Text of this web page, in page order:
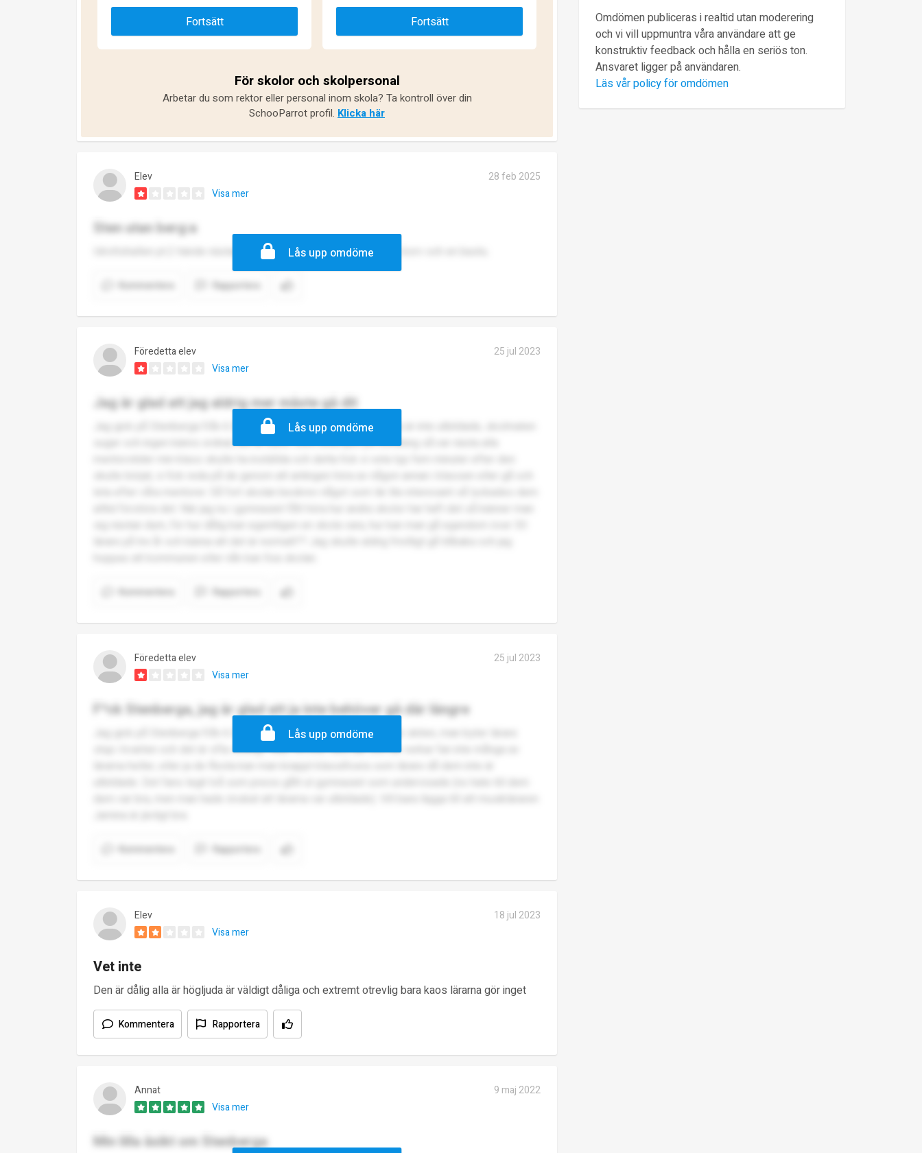
Fortsätt Fortsätt
För skolor och skolpersonal
Arbetar du som rektor eller personal inom skola? Ta kontroll över din
SchooParrot profil. Klicka här
Elev
28 feb 2025
Visa mer
Sten utan berg:a
Idrottshallen pt.2 hände nästan för en månad sen. på grund av en korv och en bastu.
Rapportera
Lås upp omdöme
Föredetta elev
25 jul 2023
Visa mer
Jag är glad att jag aldrig mer måste gå dit
Jag gick på Stenberga från 6 års till nian och hatar skolan. Lärarna är inte utbildade, skolmaten
suger och ingen känns ordnat, allt är kaos. Som exempel på oordning så.var nästa alla
Rapportera
Lås upp omdöme
Föredetta elev
25 jul 2023
Visa mer
F*ck Stenberga, jag är glad att ja inte behöver gå där längre
Jag gick på Stenberga från 6 års upp till nian och jag hatar den där skiten, man byter lärare
stup i kvarten och det är ofta stökigt. Man vill inte vara där och de verkar fan inte många av
Rapportera
Lås upp omdöme
Elev
18 jul 2023
Visa mer
Vet inte
Den är dålig alla är högljuda är väldigt dåliga och extremt otrevlig bara kaos lärarna gör inget
Kommentera Rapportera
Annat
9 maj 2022
Visa mer
Min lilla åsikt om Stenberga
Omdömen publiceras i realtid utan moderering
och vi vill uppmuntra våra användare att ge
konstruktiv feedback och hålla en seriös ton.
Ansvaret ligger på användaren.
Läs vår policy för omdömen